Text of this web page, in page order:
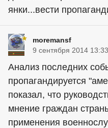
янки...вести
moremansf
9 сентября 2014 13:33
Анализ последних
пропагандируется
показал, что
мнение граждан
применения